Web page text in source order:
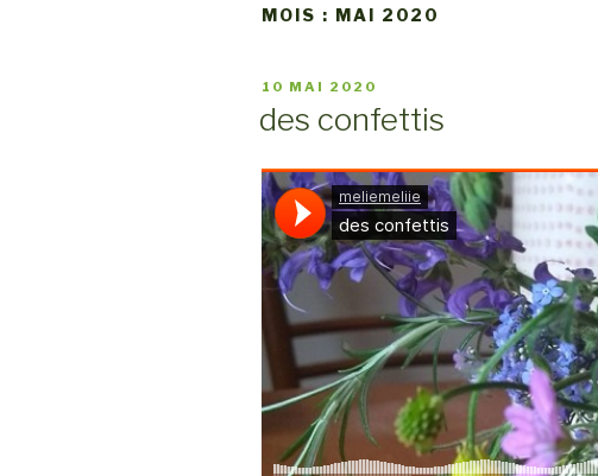
MOIS : MAI 2020
PUBLIÉ
LE
10 MAI 2020
des confettis